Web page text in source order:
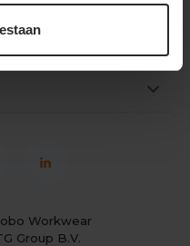
Workwear
Group B.V.